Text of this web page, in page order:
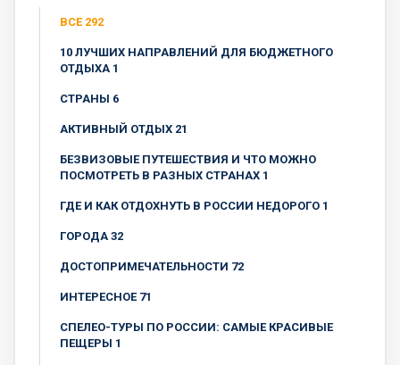
ВСЕ 292
10 ЛУЧШИХ НАПРАВЛЕНИЙ ДЛЯ БЮДЖЕТНОГО
ОТДЫХА 1
CТРАНЫ 6
АКТИВНЫЙ ОТДЫХ 21
БЕЗВИЗОВЫЕ ПУТЕШЕСТВИЯ И ЧТО МОЖНО
ПОСМОТРЕТЬ В РАЗНЫХ СТРАНАХ 1
ГДЕ И КАК ОТДОХНУТЬ В РОССИИ НЕДОРОГО 1
ГОРОДА 32
ДОСТОПРИМЕЧАТЕЛЬНОСТИ 72
ИНТЕРЕСНОЕ 71
СПЕЛЕО-ТУРЫ ПО РОССИИ: САМЫЕ КРАСИВЫЕ
ПЕЩЕРЫ 1